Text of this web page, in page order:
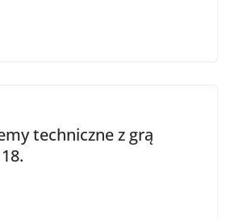
techniczne z grą